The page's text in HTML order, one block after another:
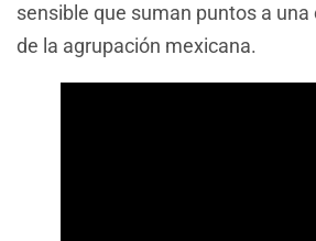
sensible que suman puntos a una
de la agrupación mexicana.